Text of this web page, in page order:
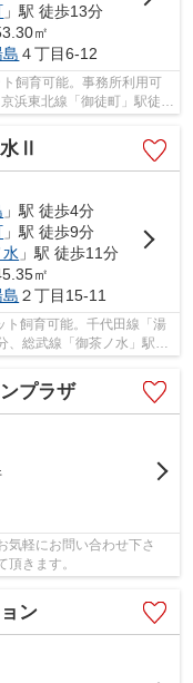
」駅 徒歩13分
㎡
島 ４丁目6-12
飼育可能。事務所利用可
浜東北線「御徒町」駅徒歩
性...
Ⅱ
」駅 徒歩4分
」駅 徒歩9分
水 」駅 徒歩11分
㎡
島 ２丁目15-11
飼育可能。千代田線「湯
、総武線「御茶ノ水」駅徒
プラザ
気軽にお問い合わせ下さ
きます。
ン